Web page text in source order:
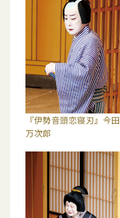
『伊勢音頭恋寝刃』今田
万次郎